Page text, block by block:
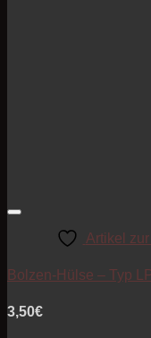
Artikel
Bolzen-Hülse – Typ
3,50€